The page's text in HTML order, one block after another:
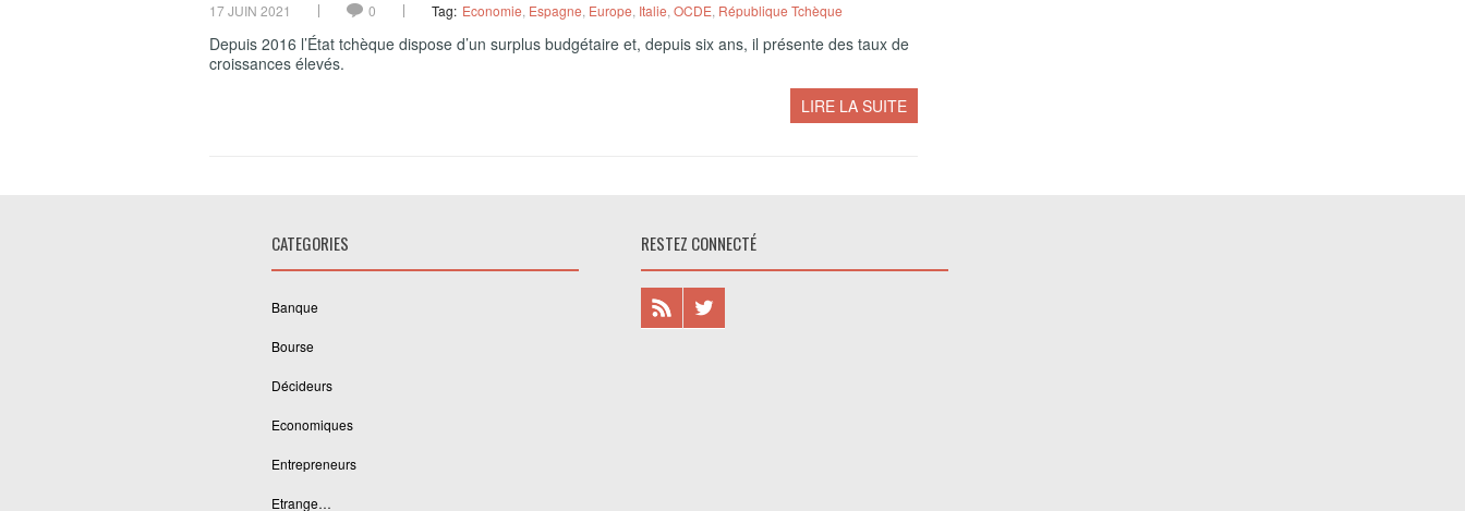
17 JUIN 2021 0 Tag: Economie Espagne Europe Italie OCDE République Tchèque
Depuis 2016 l’État tchèque dispose d’un surplus budgétaire et, depuis six ans, il présente des taux de
croissances élevés.
LIRE LA SUITE
CATEGORIES
Banque
Bourse
Décideurs
Economiques
Entrepreneurs
Etrange…
RESTEZ CONNECTÉ